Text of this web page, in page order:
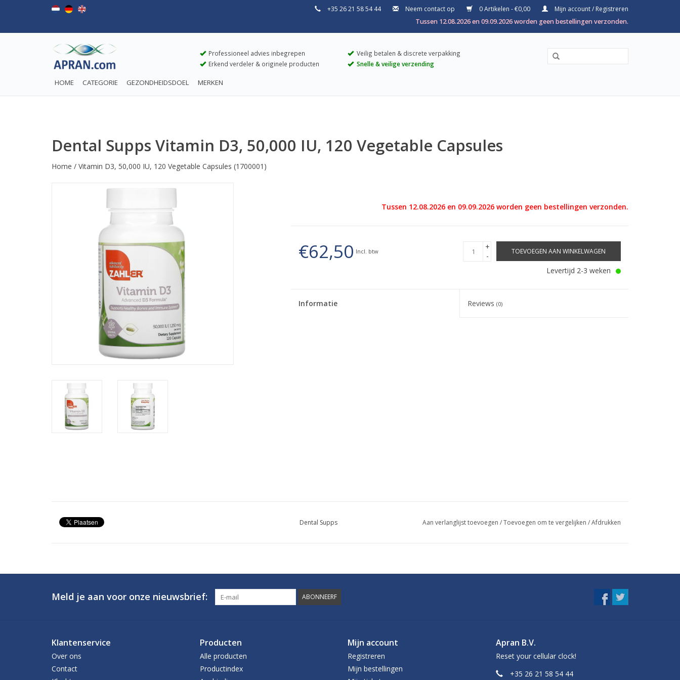
+35 26 21 58 54 44 Neem contact op 0 Artikelen - €0,00
Mijn account / Registreren
Tussen 12.08.2026 en 09.09.2026 worden geen bestellingen verzonden.
Professioneel advies inbegrepen
Erkend verdeler & originele producten
Veilig betalen & discrete verpakking
Snelle & veilige verzending
HOME CATEGORIE GEZONDHEIDSDOEL MERKEN
Dental Supps Vitamin D3, 50,000 IU, 120 Vegetable Capsules
Home / Vitamin D3, 50,000 IU, 120 Vegetable Capsules (1700001)
Tussen 12.08.2026 en 09.09.2026 worden geen bestellingen verzonden.
€62,50 Incl. btw
+
-
TOEVOEGEN AAN WINKELWAGEN
Levertijd 2-3 weken
Informatie Reviews(0)
Dental Supps Aan verlanglijst toevoegen /Toevoegen om te vergelijken /Afdrukken
Meld je aan voor onze nieuwsbrief: ABONNEERF
Klantenservice
Over ons
Contact
Producten
Alle producten
Productindex
Mijn account
Registreren
Mijn bestellingen
Apran B.V.
Reset your cellular clock!
+35 26 21 58 54 44